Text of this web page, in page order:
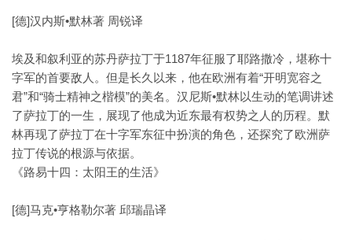
[德]汉内斯•默林著 周锐译
埃及和叙利亚的苏丹萨拉丁于1187年征服了耶路撒冷，堪称十
字军的首要敌人。但是长久以来，他在欧洲有着“开明宽容之
君”和“骑士精神之楷模”的美名。汉尼斯•默林以生动的笔调讲述
了萨拉丁的一生，展现了他成为近东最有权势之人的历程。默
林再现了萨拉丁在十字军东征中扮演的角色，还探究了欧洲萨
拉丁传说的根源与依据。
《路易十四：太阳王的生活》
[德]马克•亨格勒尔著 邱瑞晶译